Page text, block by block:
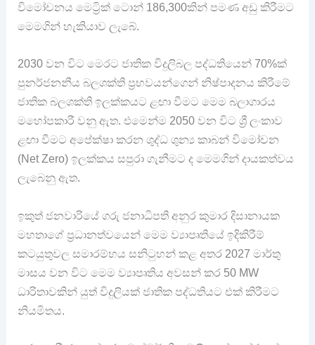
විමෝචනය මෙට්‍රික් ටොන් 186,300කින් පමණ අඩු කිරීමට
මෙමගින් හැකියාව ලැබේ.
2030 වන විට මෙරට ජාතික විදුලිබල පද්ධතියෙන් 70%ක්
පුනර්ජනනීය බලශක්ති ප්‍රභවයන්ගෙන් නිෂ්පාදනය කිරීමේ
ජාතික බලශක්ති ඉලක්කයට ළඟා වීමට මෙම බලාගාරය
මහෝපකාරී වනු ඇත. එමෙන්ම 2050 වන විට ​ශ්‍රී ලංකාව
ළඟා වීමට අපේක්ෂා කරන ශුද්ධ ශුන්‍ය කාබන් විමෝචන
(Net Zero) ඉලක්කය සපුරා ගැනීමට ද මෙමගින් දායකත්වය
ලැබෙනු ඇත.
ඉකුත් ජනවාරියේ ගරු ජනාධිපති අනුර කුමාර දිසානායක
මහතාගේ ප්‍රධානත්වයෙන් මෙම ව්‍යාපෘතියේ ඉදිකිරීම්
කටයුතුවල සමාරම්භය සනිටුහන් කළ අතර 2027 මාර්තු
මාසය වන විට මෙම ව්‍යාපෘතිය අවසන් කර 50 MW
ධාරිතාවකින් යුත් විදුලියක් ජාතික පද්ධතියට එක් කිරීමට
නියමිතය.